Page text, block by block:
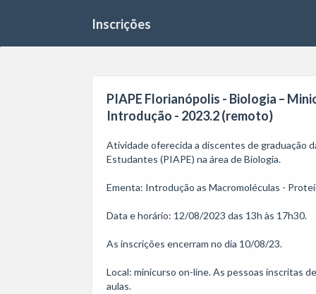
Inscrições
PIAPE Florianópolis - Biologia –
Introdução - 2023.2 (remoto)
Atividade oferecida a discentes de graduação
Estudantes (PIAPE) na área de Biologia.
Ementa: Introdução as Macromoléculas -
Data e horário: 12/08/2023 das 13h às 17h30.
As inscrições encerram no dia 10/08/23.
Local: minicurso on-line. As pessoas inscritas
aulas.